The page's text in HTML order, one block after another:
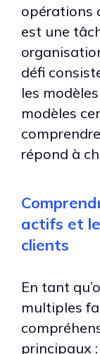
opérations
est une
défi
les
modèles
répond à
actifs et
clients
En tant
multiples
principaux